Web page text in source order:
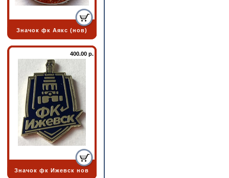
Значок фк Аякс (нов)
400.00 р.
Значок фк Ижевск нов